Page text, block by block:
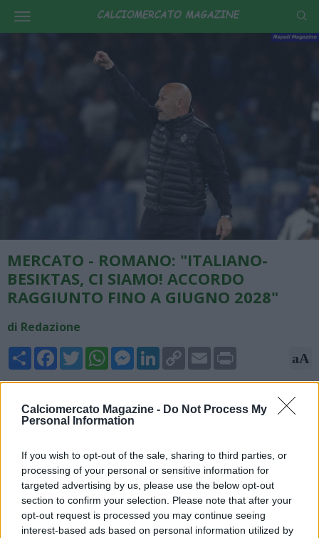
Calciomercato Magazine - Do Not Process My
Personal Information
If you wish to opt-out of the sale, sharing to third parties, or
processing of your personal or sensitive information for
targeted advertising by us, please use the below opt-out
section to confirm your selection. Please note that after your
opt-out request is processed you may continue seeing
interest-based ads based on personal information utilized by
MERCATO - ROMANO: "ITALIANO-
BESIKTAS, CI SIAMO! ACCORDO
RAGGIUNTO FINO A GIUGNO 2028"
di Redazione
Share FacebookTwitterWhatsAppMessengerLinkedInCopy
Link
Email aA
Fabrizio Romano, giornalista ed esperto di mercato, annuncia
alle 15:00 per firmare il contratto come nuovo allenatore del
Besiktas. Accordo raggiunto fino a giugno 2028 con l'ex
tecnico del Bologna, pronto per un nuovo capitolo".